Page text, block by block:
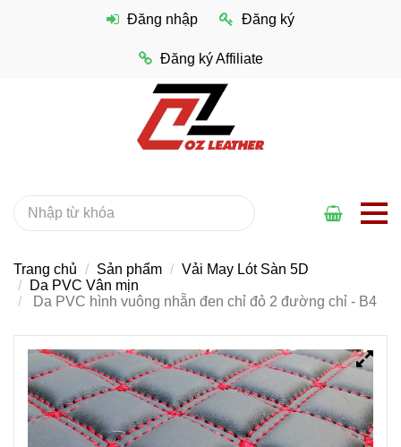
Đăng nhập Đăng ký
Đăng ký Affiliate
Trang chủ Sản phẩm
Vải May Lót Sàn 5D
Da PVC Vân mịn
Da PVC hình vuông nhẵn đen chỉ đỏ 2 đường chỉ - B4